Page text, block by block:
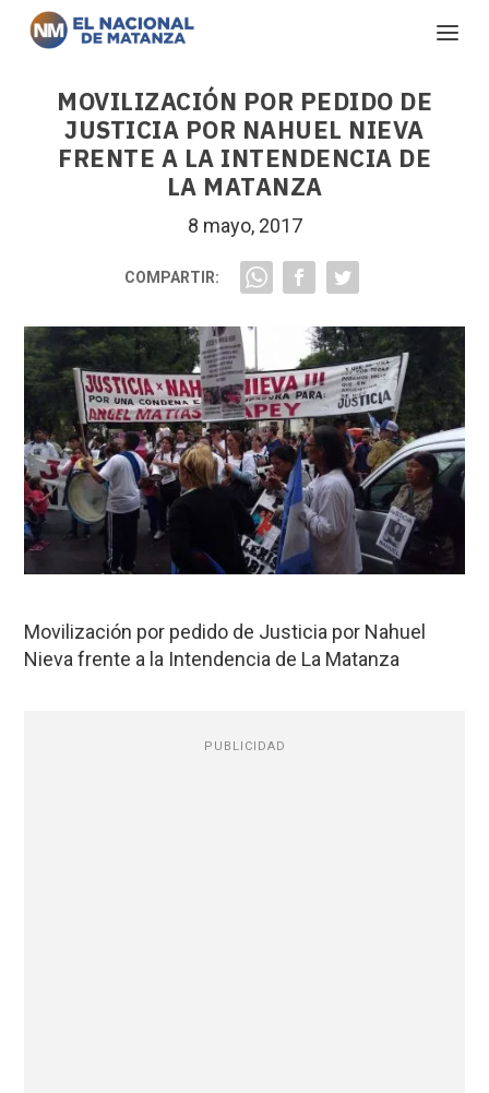
MOVILIZACIÓN POR PEDIDO DE
JUSTICIA POR NAHUEL NIEVA
FRENTE A LA INTENDENCIA DE
LA MATANZA
8 mayo, 2017
COMPARTIR:
Movilización por pedido de Justicia por Nahuel
Nieva frente a la Intendencia de La Matanza
PUBLICIDAD